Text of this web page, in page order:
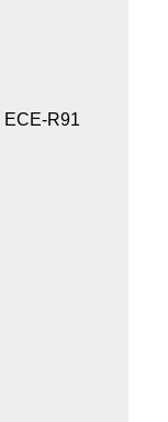
ECE-R91